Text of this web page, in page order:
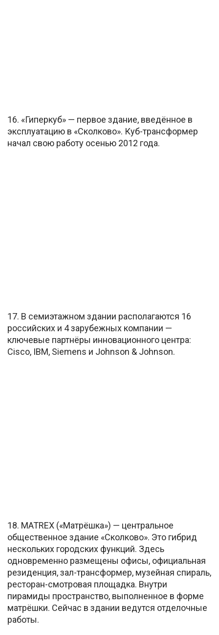
16. «Гиперкуб» — первое здание, введённое в
эксплуатацию в «Сколково». Куб-трансформер
начал свою работу осенью 2012 года.
17. В семиэтажном здании располагаются 16
российских и 4 зарубежных компании —
ключевые партнёры инновационного центра:
Cisco, IBM, Siemens и Johnson & Johnson.
18. MATREX («Матрёшка») — центральное
общественное здание «Сколково». Это гибрид
нескольких городских функций. Здесь
одновременно размещены офисы, официальная
резиденция, зал-трансформер, музейная спираль,
ресторан-смотровая площадка. Внутри
пирамиды пространство, выполненное в форме
матрёшки. Сейчас в здании ведутся отделочные
работы.